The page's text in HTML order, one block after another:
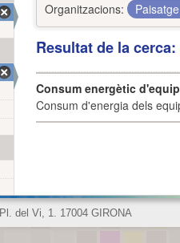
Organitzacions:
Resultat de la
Consum energètic
Consum d'energia dels
Pl. del Vi, 1. 17004 GIRONA